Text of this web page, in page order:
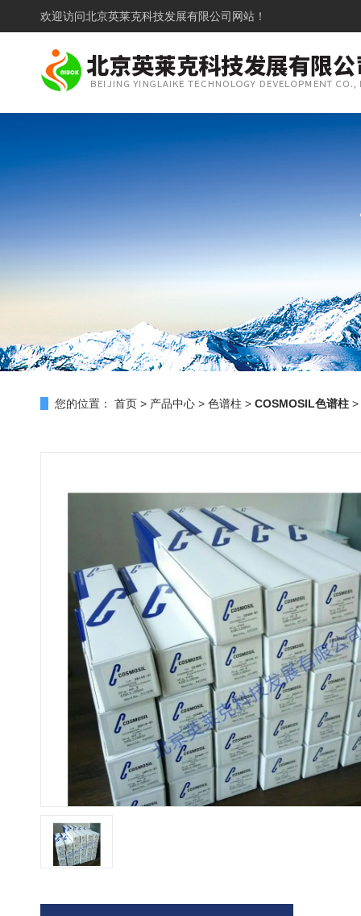
欢迎访问北京英莱克科技发展有限公司网站！
您的位置： 首页 > 产品中心 > 色谱柱 > COSMOSIL色谱柱 >